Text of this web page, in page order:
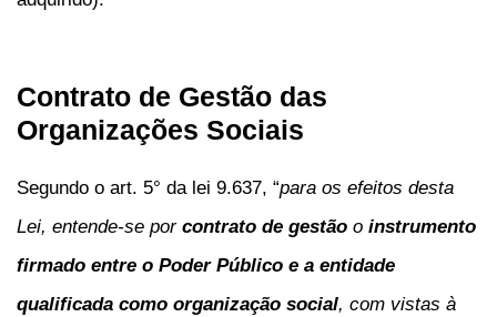
Contrato de Gestão das
Organizações Sociais
Segundo o art. 5° da lei 9.637, “para os efeitos desta
Lei, entende-se por contrato de gestão o instrumento
firmado entre o Poder Público e a entidade
qualificada como organização social, com vistas à